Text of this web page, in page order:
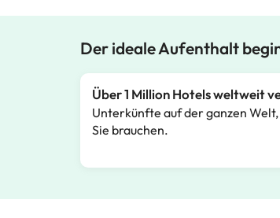
Der ideale Aufenthalt
Über 1 Million Hotels weltweit
Unterkünfte auf der ganzen
Sie brauchen.